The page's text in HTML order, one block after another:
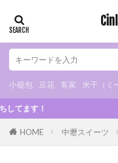
小籠包 豆花 客家 米干（ミ
HOME 中壢スイーツ
カテゴリー
タグ